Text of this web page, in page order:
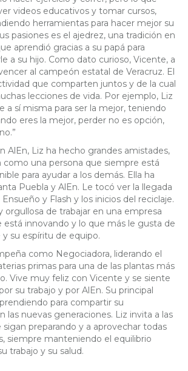
videos educativos y tomar cursos,
herramientas para hacer mejor su
pasiones es el ajedrez, una tradición en
aprendió gracias a su papá para
a su hijo. Como dato curioso, Vicente, a
al campeón estatal de Veracruz. El
que comparten juntos y de la cual
lecciones de vida. Por ejemplo, Liz
a sí misma para ser la mejor, teniendo
eres la mejor, perder no es opción,
AlEn, Liz ha hecho grandes amistades,
como una persona que siempre está
para ayudar a los demás. Ella ha
Puebla y AlEn. Le tocó ver la llegada
y Flash y los inicios del reciclaje.
orgullosa de trabajar en una empresa
está innovando y lo que más le gusta de
su espíritu de equipo.
como Negociadora, liderando el
primas para una de las plantas más
Vive muy feliz con Vicente y se siente
su trabajo y por AlEn. Su principal
para compartir su
las nuevas generaciones. Liz invita a las
sigan preparando y a aprovechar todas
siempre manteniendo el equilibrio
trabajo y su salud.